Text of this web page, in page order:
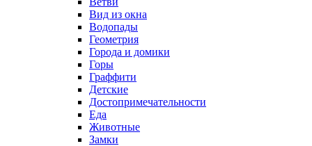
Вид из окна
Водопады
Геометрия
Города и домики
Горы
Граффити
Детские
Достопримечательности
Еда
Животные
Замки